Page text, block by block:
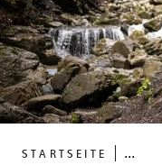
STARTSEITE ...